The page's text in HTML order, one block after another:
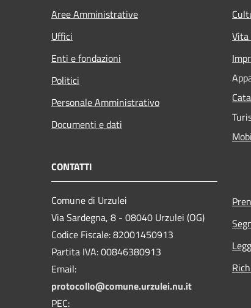
Aree Amministrative
Uffici
Enti e fondazioni
Politici
Personale Amministrativo
Documenti e dati
CONTATTI
Comune di Urzulei
Via Sardegna, 8 - 08040 Urzulei (OG)
Codice Fiscale: 82001450913
Partita IVA: 00846380913
Email:
protocollo@comune.urzulei.nu.it
PEC: